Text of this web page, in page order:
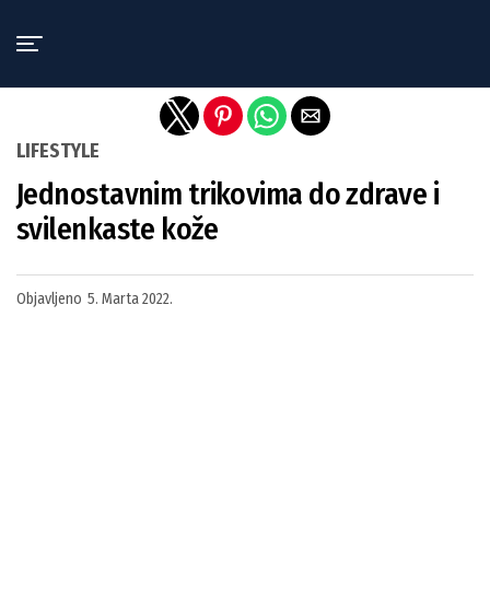
LIFESTYLE
Jednostavnim trikovima do zdrave i
svilenkaste kože
Objavljeno 5. Marta 2022.